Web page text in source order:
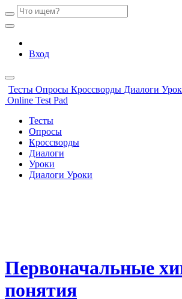
Вход
Тесты Опросы Кроссворды Диалоги
Online Test Pad
Тесты
Опросы
Кроссворды
Диалоги
Уроки
Диалоги Уроки
Первоначальные
понятия